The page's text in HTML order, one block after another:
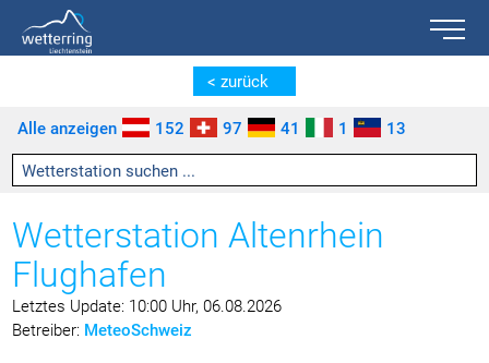
Zum Inhalt springen [AK + 0]
Zum linken senkrechten Seitenmenü springen [AK + 1]
Zum rechten senkrechten Seitenmenü springen [AK + 2]
Zu den Inhalten im Fußbereich springen [AK + 3]
Toggle
< zurück
Alle anzeigen 152 97 41 1 13
Wetterstation Altenrhein
Flughafen
Letztes Update: 10:00 Uhr, 06.08.2026
Betreiber: MeteoSchweiz